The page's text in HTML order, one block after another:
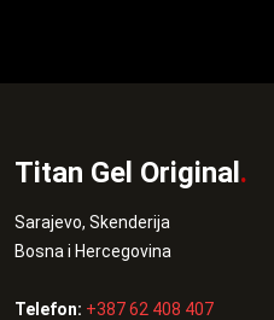
Titan Gel Original.
Sarajevo, Skenderija
Bosna i Hercegovina
Telefon: +387 62 408 407